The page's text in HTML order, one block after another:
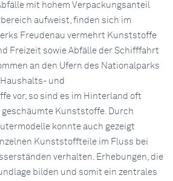
mit hohem Verpackungsanteil
aufweist, finden sich im
Freudenau vermehrt Kunststoffe
Freizeit sowie Abfälle der Schifffahrt
an den Ufern des Nationalparks
und
vor, so sind es im Hinterland oft
Kunststoffe. Durch
konnte auch gezeigt
Kunststoffteile im Fluss bei
verhalten. Erhebungen, die
bilden und somit ein zentrales